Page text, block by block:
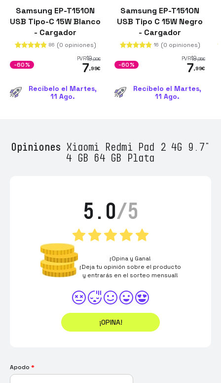
Samsung EP-T1510N
USB Tipo-C 15W Blanco
- Cargador
86 (0 opiniones)
PVR19,99€
7,99€
-60%
Recíbelo el Martes,
11 Ago.
Samsung EP-T1510N
USB Tipo C 15W Negro
- Cargador
16 (0 opiniones)
PVR19,95€
7,99€
-60%
Recíbelo el Martes,
11 Ago.
Opiniones Xiaomi Redmi Pad 2 4G 9.7"
4 GB 64 GB Plata
5.0/5
¡Opina y Gana!
¡Deja tu opinión sobre el producto
y entrarás en el sorteo mensual!
¡OPINA!
Apodo *